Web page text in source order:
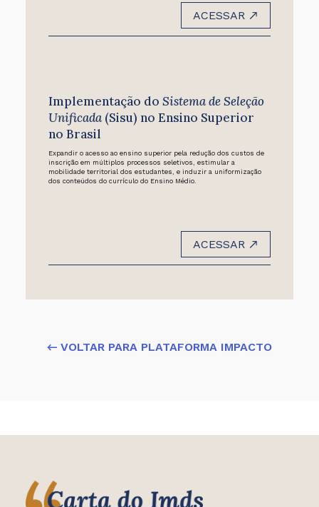
ACESSAR
Implementação do Sistema de Seleção
Unificada(Sisu) no Ensino Superior
no Brasil
Expandir o acesso ao ensino superior pela redução dos custos de
inscrição em múltiplos processos seletivos, estimular a
mobilidade territorial dos estudantes, e induzir a uniformização
dos conteúdos do currículo do Ensino Médio.
ACESSAR
← VOLTAR PARA PLATAFORMA IMPACTO